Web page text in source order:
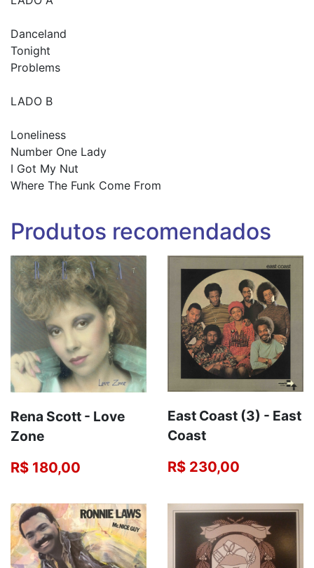
Danceland
Tonight
Problems
LADO B
Loneliness
Number One Lady
I Got My Nut
Where The Funk Come From
Produtos recomendados
Rena Scott - Love
Zone
R$ 180,00
East Coast (3) - East
Coast
R$ 230,00